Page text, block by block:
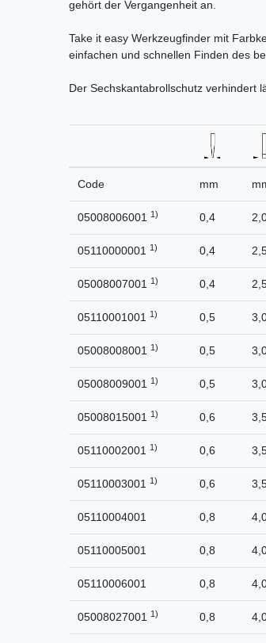
gehört der Vergangenheit an.
Take it easy Werkzeugfinder mit
einfachen und schnellen Finden des
Der Sechskantabrollschutz verhindert
Code mm
05008006001 1) 0,4
05110000001 1) 0,4
05008007001 1) 0,4
05110001001 1) 0,5
05008008001 1) 0,5
05008009001 1) 0,5
05008015001 1) 0,6
05110002001 1) 0,6
05110003001 1) 0,6
05110004001 0,8
05110005001 0,8
05110006001 0,8
05008027001 1) 0,8